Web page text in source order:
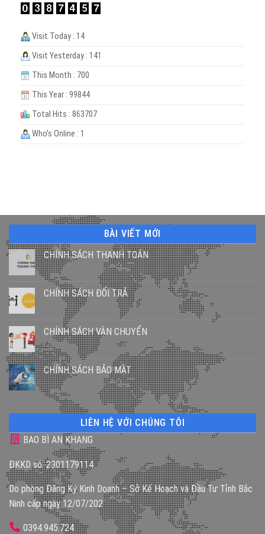
Visit Today : 14
Visit Yesterday : 141
This Month : 700
This Year : 99844
Total Hits : 863707
Who's Online : 1
BÀI VIẾT MỚI
CHÍNH SÁCH THANH TOÁN
CHÍNH SÁCH ĐỔI TRẢ
CHÍNH SÁCH VẬN CHUYỂN
CHÍNH SÁCH BẢO MẬT
LIÊN HỆ VỚI CHÚNG TÔI
BAO BÌ AN KHANG
ĐKKD số: 2301179114
Do phòng Đăng Ký Kinh Doanh – Sở Kế Hoạch và Đầu Tư Tỉnh Bắc
Ninh cấp ngày 12/07/202
0394.945.724